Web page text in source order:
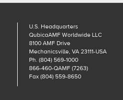
U.S. Headquarters
QubicaAMF Worldwide LLC
8100 AMF Drive
Mechanicsville, VA 23111-USA
Ph. (804) 569-1000
866-460-QAMF (7263)
Fax (804) 559-8650